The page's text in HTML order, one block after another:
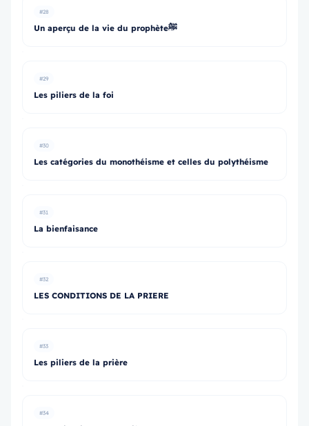
#28
Un aperçu de la vie du prophèteﷺ
#29
Les piliers de la foi
#30
Les catégories du monothéisme et celles du polythéisme
#31
La bienfaisance
#32
LES CONDITIONS DE LA PRIERE
#33
Les piliers de la prière
#34